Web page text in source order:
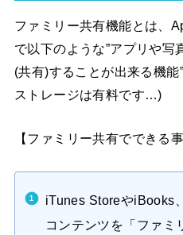
ファミリー共有機能とは、
で以下のような”アプリや写
(共有)することが出来る機
ストレージは有料です…)
【ファミリー共有でできる事
iTunes StoreやiBooks
コンテンツを「ファミ